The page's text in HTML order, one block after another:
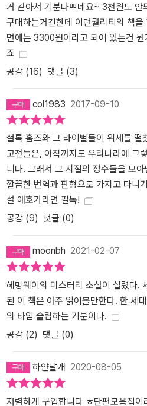
거 같아서 기분나쁘네요~ 3천원도 안
구매하는거긴한데 이런퀄리티의 책
면에는 3300원이라고 되어 있는건
죠
공감 (16) 댓글 (3)
col1983 2017-09-10
셜록 홈즈와 그 라이벌들이 위세를 떨
고전들은, 아직까지도 우리나라에 그
니다. 그래서 그 시절의 정수들을 모
깔끔한 번역과 판형으로 가지고 다니
설 애호가라면 필독!
공감 (9) 댓글 (0)
moonbh 2021-02-07
헤밍웨이의 미스터리 소설이 실렸다.
된 이 책은 아주 읽어볼만한다. 한 세
의 타임 슬립하는 기분이다.
공감 (2) 댓글 (0)
하얀날개 2020-08-05
저렴하게 구입합니다 ㅎ단편모음집